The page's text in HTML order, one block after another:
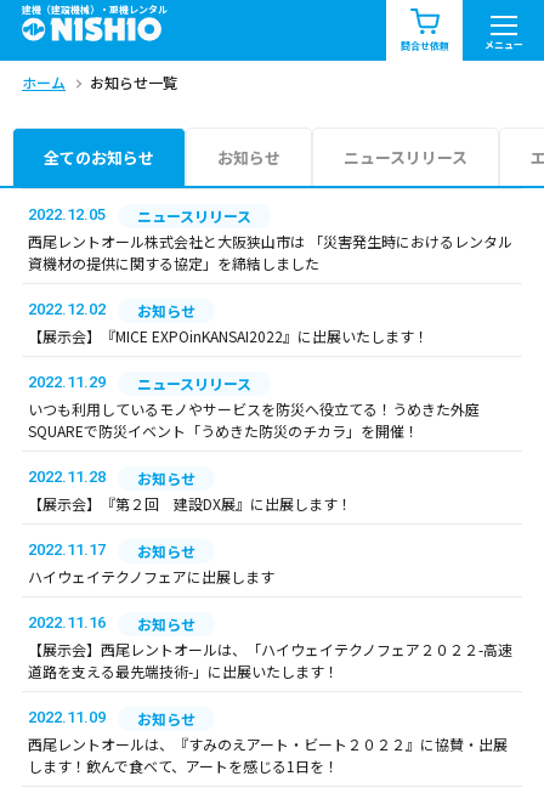
建機（建設機械）・重機レンタル
問合せ依頼 メニュー
商品一覧 お知らせ一覧
問合せ依頼リスト
エリア情報を見る
中部 関西
九州・沖縄（外部）
ホーム お知らせ一覧
全てのお知らせ お知らせ ニュースリリース
2022.12.05
ニュースリリース
西尾レントオール株式会社と大阪狭山市は 「災害発生時におけるレンタル
資機材の提供に関する協定」を締結しました
2022.12.02
お知らせ
【展示会】『MICE EXPOinKANSAI2022』に出展いたします！
2022.11.29
ニュースリリース
いつも利用しているモノやサービスを防災へ役立てる！うめきた外庭
SQUAREで防災イベント「うめきた防災のチカラ」を開催！
2022.11.28
お知らせ
【展示会】『第２回 建設DX展』に出展します！
2022.11.17
お知らせ
ハイウェイテクノフェアに出展します
2022.11.16
お知らせ
【展示会】西尾レントオールは、「ハイウェイテクノフェア２０２２-高速
道路を支える最先端技術-」に出展いたします！
2022.11.09
お知らせ
西尾レントオールは、『すみのえアート・ビート２０２２』に協賛・出展
します！飲んで食べて、アートを感じる1日を！